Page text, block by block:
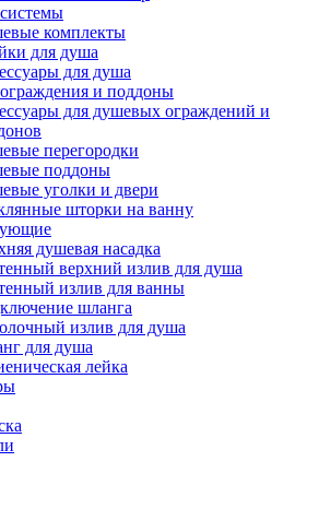
комплекты
для душа
для душа
и поддоны
для душевых ограждений и
перегородки
поддоны
уголки и двери
шторки на ванну
душевая насадка
верхний излив для душа
излив для ванны
шланга
излив для душа
для душа
лейка